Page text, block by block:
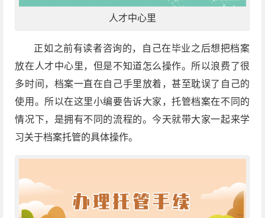
人才中心里
正如之前有读者咨询的，自己在毕业之后想把档案
放在人才中心里，但是不知道怎么操作。所以浪费了很
多时间，档案一直在自己手里放着，甚至耽误了自己的
使用。所以在这里小编要告诉大家，托管档案在不同的
情况下，是拥有不同的流程的。今天就带大家一起来学
习关于档案托管的具体操作。